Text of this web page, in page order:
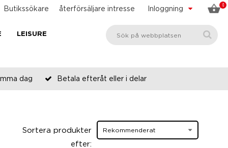
0
Inloggning
återförsäljare intresse
Butikssökare
LEISURE
dag Betala efteråt eller i delar
Sortera produkter
efter: